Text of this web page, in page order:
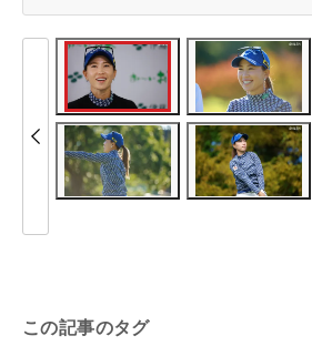
この記事のタグ